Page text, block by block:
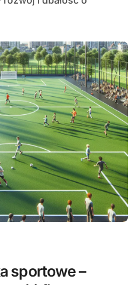
sportowe –